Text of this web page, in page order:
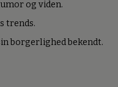
og viden.
trends.
borgerlighed bekendt.